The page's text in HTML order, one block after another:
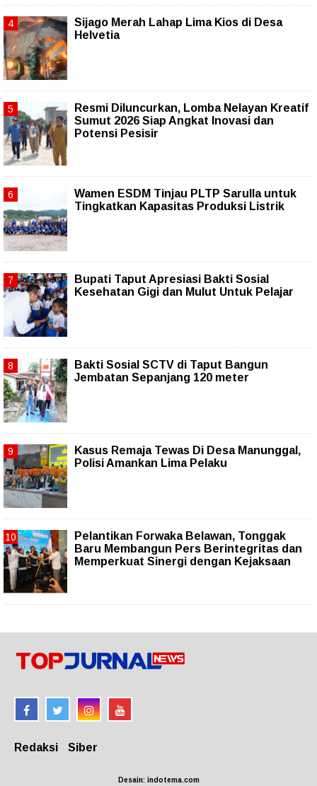
Sijago Merah Lahap Lima Kios di Desa
Helvetia
Resmi Diluncurkan, Lomba Nelayan Kreatif
Sumut 2026 Siap Angkat Inovasi dan
Potensi Pesisir
Wamen ESDM Tinjau PLTP Sarulla untuk
Tingkatkan Kapasitas Produksi Listrik
Bupati Taput Apresiasi Bakti Sosial
Kesehatan Gigi dan Mulut Untuk Pelajar
Bakti Sosial SCTV di Taput Bangun
Jembatan Sepanjang 120 meter
Kasus Remaja Tewas Di Desa Manunggal,
Polisi Amankan Lima Pelaku
Pelantikan Forwaka Belawan, Tonggak
Baru Membangun Pers Berintegritas dan
Memperkuat Sinergi dengan Kejaksaan
Redaksi Siber
Desain: indotema.com